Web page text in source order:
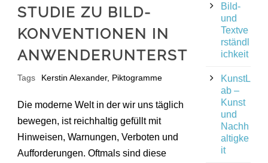
STUDIE ZU BILD-
KONVENTIONEN IN
Tags Kerstin Alexander, Piktogramme
Die moderne Welt in der wir uns täglich
bewegen, ist reichhaltig gefüllt mit
Hinweisen, Warnungen, Verboten und
Aufforderungen. Oftmals sind diese
Bild-
und
Textve
rständl
ichkeit
KunstL
ab –
Kunst
und
Nachh
altigke
it